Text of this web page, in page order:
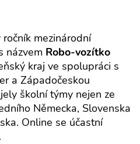
mezinárodní
názvem Robo-vozítko
kraj ve spolupráci s
a Západočeskou
školní týmy nejen ze
Německa, Slovenska
Online se účastní